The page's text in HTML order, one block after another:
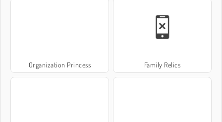
Organization Princess Family Relics